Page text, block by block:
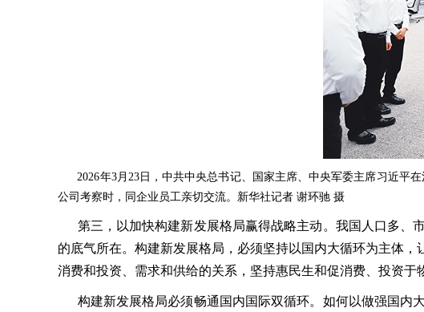
2026年3月23日，中共中央总书记、国家主席、中央军委主席习近平
公司考察时，同企业员工亲切交流。新华社记者 谢环驰 摄
第三，以加快构建新发展格局赢得战略主动。我国人口多、
的底气所在。构建新发展格局，必须坚持以国内大循环为主体
消费和投资、需求和供给的关系，坚持惠民生和促消费、投资
构建新发展格局必须畅通国内国际双循环。如何以做强国内